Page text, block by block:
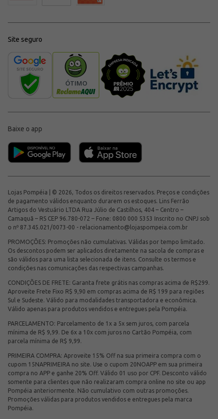
Site seguro
Baixe o app
Lojas Pompéia | © 2026, Todos os direitos reservados. Preços e condições
de pagamento válidos enquanto durarem os estoques. Lins Ferrão
Artigos do Vestuário LTDA Rua Júlio de Castilhos, 404 – Centro –
Camaquã – RS CEP 96.780-072 – Fone: 0800 000 5353 Inscrito no CNPJ sob
o nº 87.345.021/0073-00 - relacionamento@lojaspompeia.com.br
PROMOÇÕES: Promoções não cumulativas. Válidas por tempo limitado.
Os descontos podem ser aplicados diretamente na sacola de compras e
são válidos para uma lista selecionada de itens. Consulte os termos e
condições nas comunicações das respectivas campanhas.
CONDIÇÕES DE FRETE: Garanta frete grátis nas compras acima de R$299.
Aproveite Frete Fixo R$ 9,90 em compras acima de R$ 199 para regiões
Sul e Sudeste. Válido para modalidades transportadora e econômica.
Válido apenas para produtos vendidos e entregues pela Pompéia.
PARCELAMENTO: Parcelamento de 1x a 5x sem juros, com parcela
mínima de R$ 9,99. De 6x a 10x com juros no Cartão Pompéia, com
parcela mínima de R$ 9,99.
PRIMEIRA COMPRA: Aproveite 15% Off na sua primeira compra com o
cupom 15NAPRIMEIRA no site. Use o cupom 20NOAPP em sua primeira
compra no APP e ganhe 20% Off. Válido 01 uso por CPF. Desconto válido
somente para clientes que não realizaram compra online no site ou app
Pompéia anteriormente. Não cumulativo com outras promoções.
Promoções válidas para produtos vendidos e entregues pela marca
Pompéia.